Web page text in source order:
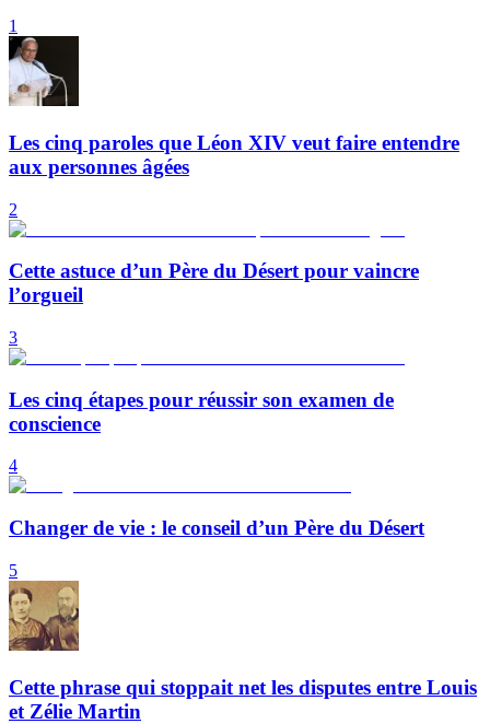
1
Les cinq paroles que Léon XIV veut faire entendre
aux personnes âgées
2
Cette astuce d’un Père du Désert pour vaincre
l’orgueil
3
Les cinq étapes pour réussir son examen de
conscience
4
Changer de vie : le conseil d’un Père du Désert
5
Cette phrase qui stoppait net les disputes entre Louis
et Zélie Martin